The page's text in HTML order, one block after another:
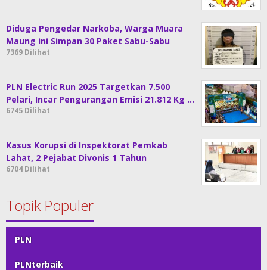
Diduga Pengedar Narkoba, Warga Muara
Maung ini Simpan 30 Paket Sabu-Sabu
7369 Dilihat
PLN Electric Run 2025 Targetkan 7.500
Pelari, Incar Pengurangan Emisi 21.812 Kg …
6745 Dilihat
Kasus Korupsi di Inspektorat Pemkab
Lahat, 2 Pejabat Divonis 1 Tahun
6704 Dilihat
Topik Populer
PLN
PLNterbaik